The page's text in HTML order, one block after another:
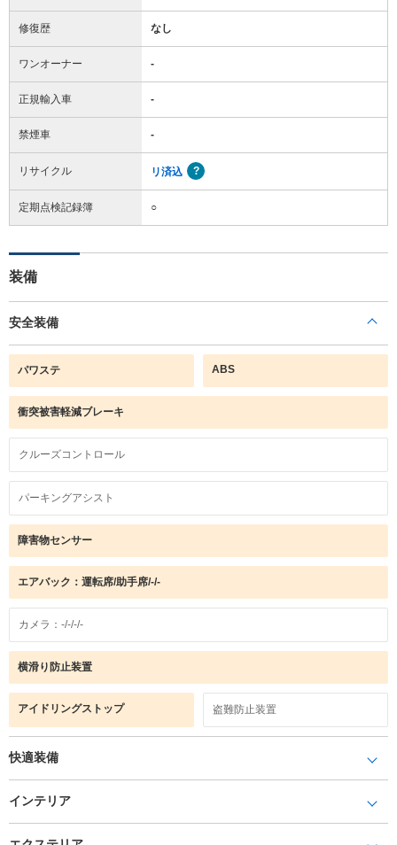
修復歴 なし
ワンオーナー -
正規輸入車 -
禁煙車 -
リサイクル リ済込
定期点検記録簿 ○
装備
安全装備
パワステ ABS
衝突被害軽減ブレーキ
クルーズコントロール
パーキングアシスト
障害物センサー
エアバック：運転席/助手席/-/-
カメラ：-/-/-/-
横滑り防止装置
アイドリングストップ 盗難防止装置
快適装備
インテリア